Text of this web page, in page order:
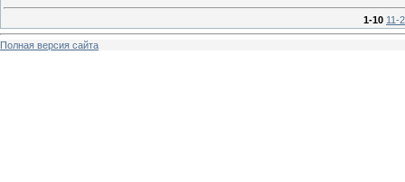
1-10 11-
Полная версия сайта